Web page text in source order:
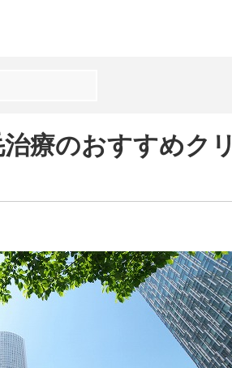
治療のおすすめクリ